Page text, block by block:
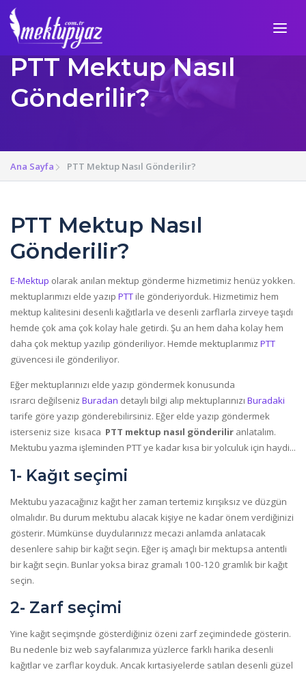
PTT Mektup Nasıl
Gönderilir?
Ana Sayfa PTT Mektup Nasıl Gönderilir?
PTT Mektup Nasıl
Gönderilir?
E-Mektup olarak anılan mektup gönderme hizmetimiz henüz yokken.
mektuplarımızı elde yazıp PTT ile gönderiyorduk. Hizmetimiz hem
mektup kalitesini desenli kağıtlarla ve desenli zarflarla zirveye taşıdı
hemde çok ama çok kolay hale getirdi. Şu an hem daha kolay hem
daha çok mektup yazılıp gönderiliyor. Hemde mektuplarımız PTT
güvencesi ile gönderiliyor.
Eğer mektuplarınızı elde yazıp göndermek konusunda
ısrarcı değilseniz Buradan detaylı bilgi alıp mektuplarınızı Buradaki
tarife göre yazıp gönderebilirsiniz. Eğer elde yazıp göndermek
isterseniz size kısaca PTT mektup nasıl gönderilir anlatalım.
Mektubu yazma işleminden PTT ye kadar kısa bir yolculuk için haydi...
1- Kağıt seçimi
Mektubu yazacağınız kağıt her zaman tertemiz kırışıksız ve düzgün
olmalıdır. Bu durum mektubu alacak kişiye ne kadar önem verdiğinizi
gösterir. Mümkünse duydularınızz mecazi anlamda anlatacak
desenlere sahip bir kağıt seçin. Eğer iş amaçlı bir mektupsa antentli
bir kağıt seçin. Bunlar yoksa biraz gramalı 100-120 gramlık bir kağıt
seçin.
2- Zarf seçimi
Yine kağıt seçimşnde gösterdiğiniz özeni zarf zeçimindede gösterin.
Bu nedenle biz web sayfalarımıza yüzlerce farklı harika desenli
kağıtlar ve zarflar koyduk. Ancak kırtasiyelerde satılan desenli güzel